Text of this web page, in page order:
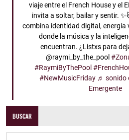
viaje entre el French House y el
invita a soltar, bailar y sentir.
combina identidad digital,
donde la música y la
encuentran. ¿Listxs para
@raymi_by_the_pool
#RaymiByThePool
#NewMusicFriday ♬ sonido
Emergente
BUSCAR